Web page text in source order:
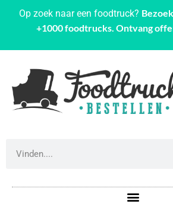
Op zoek naar een foodtruck?
+1000 foodtrucks. Ontvang